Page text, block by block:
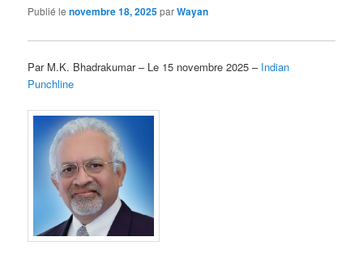
Publié lenovembre 18, 2025parWayan
Par M.K. Bhadrakumar – Le 15 novembre 2025 – Indian
Punchline